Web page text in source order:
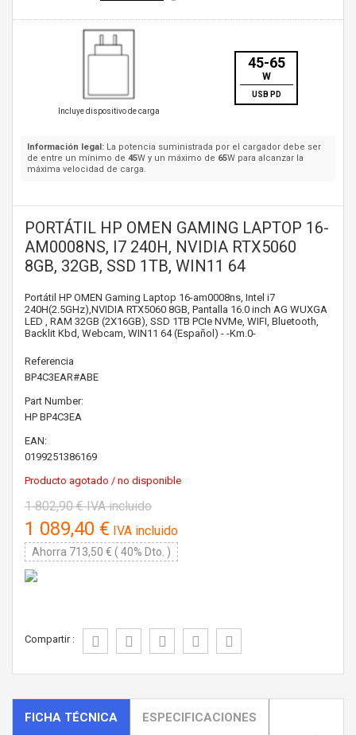
Incluye dispositivo de carga
45-65
W
USB PD
Información legal: La potencia suministrada por el cargador debe ser
de entre un mínimo de 45W y un máximo de 65W para alcanzar la
máxima velocidad de carga.
PORTÁTIL HP OMEN GAMING LAPTOP 16-
AM0008NS, I7 240H, NVIDIA RTX5060
8GB, 32GB, SSD 1TB, WIN11 64
Portátil HP OMEN Gaming Laptop 16-am0008ns, Intel i7
240H(2.5GHz),NVIDIA RTX5060 8GB, Pantalla 16.0 inch AG WUXGA
LED , RAM 32GB (2X16GB), SSD 1TB PCIe NVMe, WIFI, Bluetooth,
Backlit Kbd, Webcam, WIN11 64 (Español) - -Km.0-
Referencia
BP4C3EAR#ABE
Part Number:
HP BP4C3EA
EAN:
0199251386169
Producto agotado / no disponible
1 802,90 €IVA incluido
1 089,40 € IVA incluido
Ahorra 713,50 € ( 40% Dto. )
Compartir :
FICHA TÉCNICA ESPECIFICACIONES